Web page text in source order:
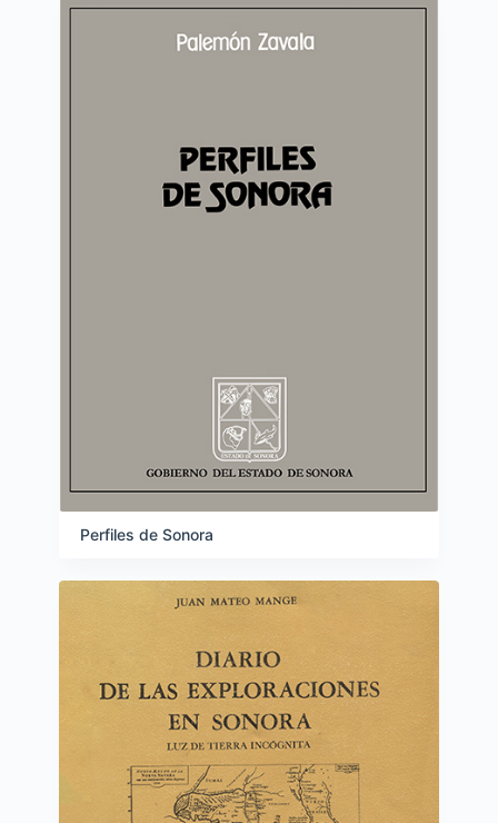
Perfiles de Sonora